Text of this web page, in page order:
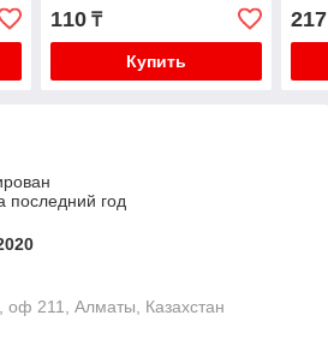
стен с пласт. ремешками
IP30
110₸
Купить
IP30
217
последний год
оф 211, Алматы, Казахстан